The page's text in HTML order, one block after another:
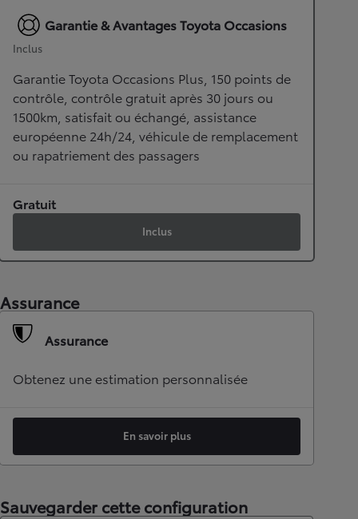
Garantie & Avantages Toyota Occasions
Inclus
Garantie Toyota Occasions Plus, 150 points de
contrôle, contrôle gratuit après 30 jours ou
1500km, satisfait ou échangé, assistance
européenne 24h/24, véhicule de remplacement
ou rapatriement des passagers
Gratuit
Inclus
Assurance
Assurance
Obtenez une estimation personnalisée
En savoir plus
Sauvegarder cette configuration